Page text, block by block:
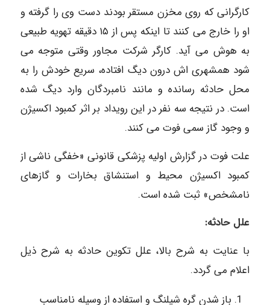
کارگرانی که روی مخزن مستقر بودند دست وی را گرفته و
او را خارج می کنند تا اینکه پس از ۱۵ دقیقه تهویه طبیعی
به هوش می آید. کارگر شرکت مجاور وقتی متوجه می
شود همشهری اش درون دیگ افتاده، سریع خودش را به
محل حادثه رسانده و مانند نامبردگان وارد دیگ شده
است. در نتیجه سه نفر در این رویداد بر اثر کمبود اکسیژن
و وجود گاز سمی فوت می کنند.
علت فوت در گزارش اولیه پزشکی قانونی «خفگی ناشی از
کمبود اکسیژن محیط و استنشاق بخارات و گازهای
نامشخص» ثبت شده است.
علل حادثه:
با عنایت به شرح بالا، علل تکوین حادثه به شرح ذیل
اعلام می گردد.
باز شدن گره شیلنگ و استفاده از وسیله نامناسب